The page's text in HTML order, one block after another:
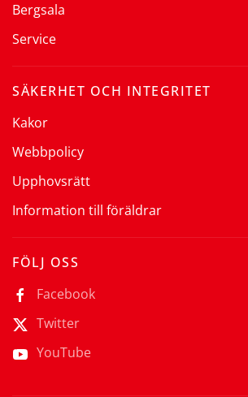
Bergsala
Service
SÄKERHET OCH INTEGRITET
Kakor
Webbpolicy
Upphovsrätt
Information till föräldrar
FÖLJ OSS
Facebook
Twitter
YouTube